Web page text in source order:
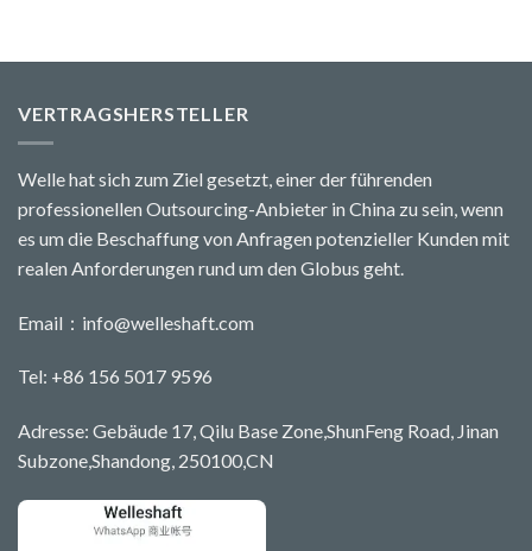
VERTRAGSHERSTELLER
Welle hat sich zum Ziel gesetzt, einer der führenden
professionellen Outsourcing-Anbieter in China zu sein, wenn
es um die Beschaffung von Anfragen potenzieller Kunden mit
realen Anforderungen rund um den Globus geht.
Email： info@welleshaft.com
Tel: +86 156 5017 9596
Adresse: Gebäude 17, Qilu Base Zone,ShunFeng Road, Jinan
Subzone,Shandong, 250100,CN